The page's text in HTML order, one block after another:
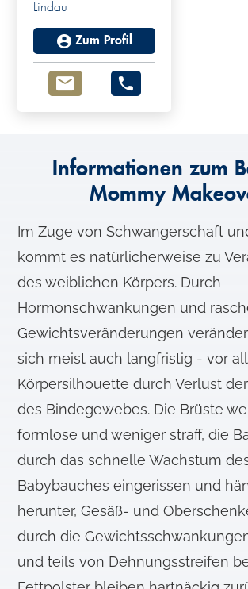
Lindau
Zum Profil
Informationen zum
Mommy
Im Zuge von Schwangerschaft
kommt es natürlicherweise zu
des weiblichen Körpers. Durch
Hormonschwankungen und
Gewichtsveränderungen
sich meist auch langfristig - vor
Körpersilhouette durch Verlust
des Bindegewebes. Die Brüste
formlose und weniger straff, die
durch das schnelle Wachstum
Babybauches eingerissen und
herunter, Gesäß- und
durch die
und teils von Dehnungsstreifen